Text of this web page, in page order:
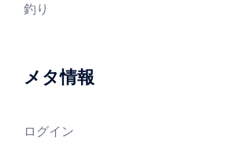
釣り
メタ情報
ログイン